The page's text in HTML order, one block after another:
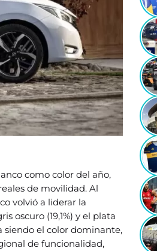
como color del año,
de movilidad. Al
volvió a liderar la
oscuro (19,1%) y el plata
siendo el color dominante,
de funcionalidad,